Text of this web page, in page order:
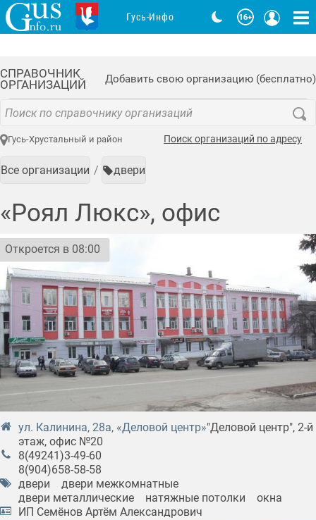
СПРАВОЧНИК
ОРГАНИЗАЦИЙ
Добавить свою организацию (бесплатно)
Гусь-Хрустальный и район Поиск организаций по адресу
Все организации двери
«Роял Люкс», офис
Откроется в 08:00
ул. Калинина, 28а, «Деловой центр»"Деловой центр", 2-й
этаж, офис №20
8(49241)3-49-60
8(904)658-58-58
двери
двери межкомнатные
двери металлические
натяжные потолки
окна
ИП Семёнов Артём Александрович
Гусь-Инфо